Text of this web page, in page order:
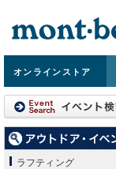
オンラインストア
ラフティング